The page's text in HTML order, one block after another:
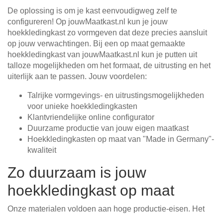
De oplossing is om je kast eenvoudigweg zelf te
configureren! Op jouwMaatkast.nl kun je jouw
hoekkledingkast zo vormgeven dat deze precies aansluit
op jouw verwachtingen. Bij een op maat gemaakte
hoekkledingkast van jouwMaatkast.nl kun je putten uit
talloze mogelijkheden om het formaat, de uitrusting en het
uiterlijk aan te passen. Jouw voordelen:
Talrijke vormgevings- en uitrustingsmogelijkheden
voor unieke hoekkledingkasten
Klantvriendelijke online configurator
Duurzame productie van jouw eigen maatkast
Hoekkledingkasten op maat van "Made in Germany"-
kwaliteit
Zo duurzaam is jouw
hoekkledingkast op maat
Onze materialen voldoen aan hoge productie-eisen. Het